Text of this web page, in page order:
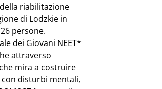
riabilitazione
di Lodzkie in
persone.
dei Giovani NEET*
attraverso
mira a costruire
disturbi mentali,